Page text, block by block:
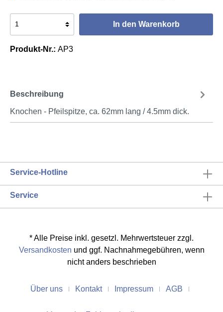
In den Warenkorb
Produkt-Nr.: AP3
Beschreibung
Knochen - Pfeilspitze, ca. 62mm lang / 4.5mm dick.
Service-Hotline
Service
* Alle Preise inkl. gesetzl. Mehrwertsteuer zzgl.
Versandkosten und ggf. Nachnahmegebühren, wenn
nicht anders beschrieben
Über uns Kontakt Impressum AGB